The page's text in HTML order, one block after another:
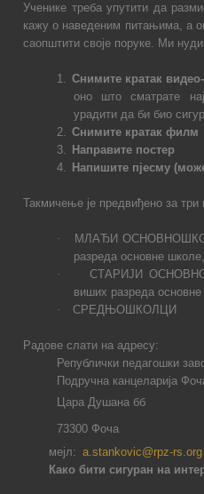
Ученике треба упутити да
кажу о наведеним питањима, а
саопштити своје поруке. Ми
1. Снимите кратак
оно што сматрате
урадити да би био
2. Снимите кратак филм
3.
Направите постер
4.
Напишите пјесму
Такмичење је предвиђено за три
·
МЛАЂИ
разреда основне школе,
·
СТАРИЈИ
виших разреда
·
СРЕДЊОШКОЛЦИ
Радове слати на адресу:
Републички педагошки
Подручна канцеларија
Цара Душана бб
73300 Фоча
мејл: a.stankovic@rpz-rs.org
Како бити сигуран на